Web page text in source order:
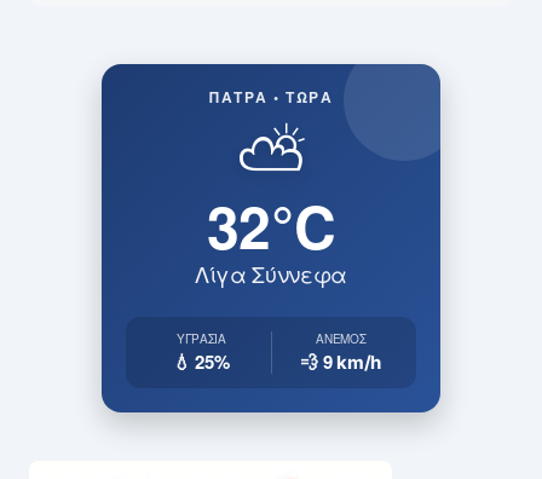
ΠΆΤΡΑ • ΤΏΡΑ
⛅
32°C
Λίγα Σύννεφα
ΥΓΡΑΣΊΑ
💧 25%
ΆΝΕΜΟΣ
💨 9km/h